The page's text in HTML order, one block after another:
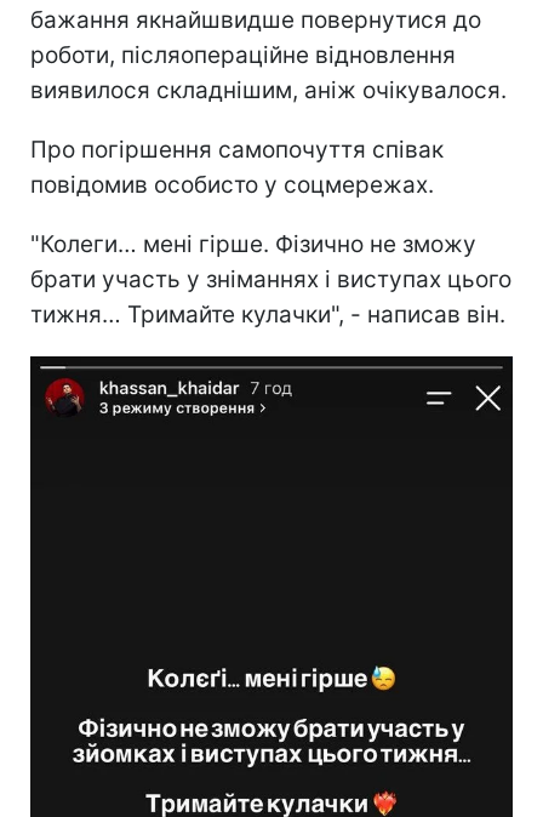
бажання якнайшвидше повернутися до
роботи, післяопераційне відновлення
виявилося складнішим, аніж очікувалося.
Про погіршення самопочуття співак
повідомив особисто у соцмережах.
"Колеги… мені гірше. Фізично не зможу
брати участь у зніманнях і виступах цього
тижня… Тримайте кулачки", - написав він.